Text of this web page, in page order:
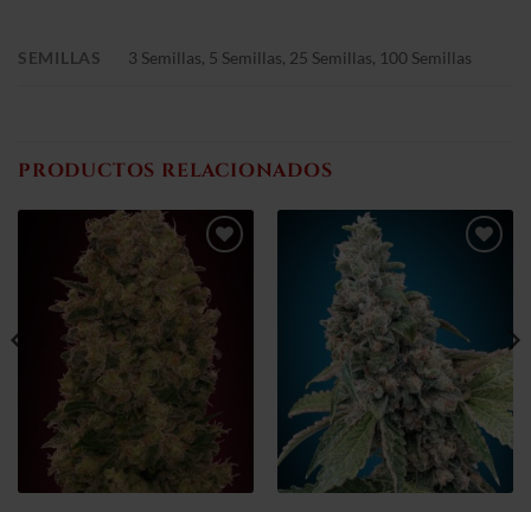
SEMILLAS 3 Semillas, 5 Semillas, 25 Semillas, 100 Semillas
PRODUCTOS RELACIONADOS
Añadir
lista de
deseos